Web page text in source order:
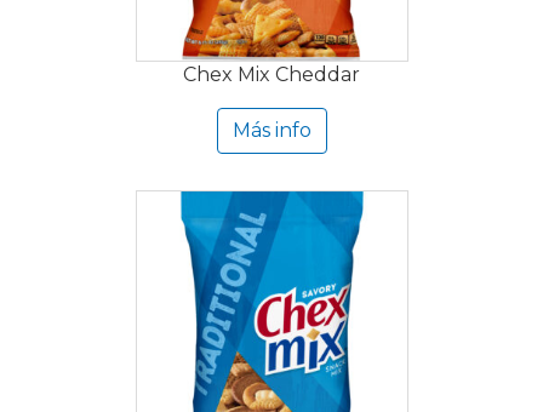
Chex Mix Cheddar
Más info